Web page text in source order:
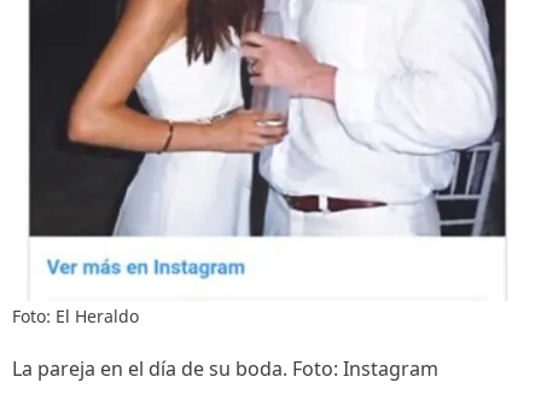
Foto: El Heraldo
La pareja en el día de su boda. Foto: Instagram